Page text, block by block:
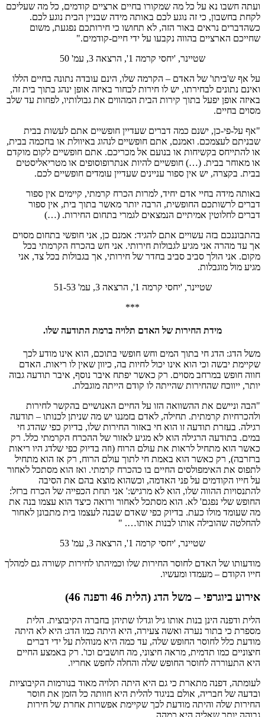
ועתה חשבו נא על כל מה שמקורו בחיים ארציים קודמים, כל מה שעליכם
לקחת בחשבון, כי זה נוגע לכם באותה מידה שבניין הבית נוגע לכם.
כשהדברים נראים באור הזה, לא תחושו כי חירותכם נפגעת, משום
שחייכם הארציים בהווה נקבעו על ידי חיים-קודמים."
שטיינר, 'יחסי קרמה 1', הרצאה 3, עמ' 50
על אף ש'ביתו' של האדם – הקרמה שלו, הינם עובדה נתונה בחיים הללו
ואינם נתונים לבחירתו, יש לו חירות לבחור באיזה אופן ינהג בתוך בית זה,
באיזה אופן יפעל בתוך קירות הבית המהווים את גבולותיו, לפחות עד שלב
מסוים בחיים.
"אף על-פי-כן, ישנם כמה דברים שעדיין חופשיים אתם לעשות בבית
שבניתם לעצמכם. ואמנם, אתם חופשיים לנהוג באיוולת או בחכמה בבית,
או להתייחס בקשיחות או בנועם אל מכריכם. אתם חופשיים לקום מוקדם
או מאוחר בבית. (…) חופשיים להיות אנתרופוסופים או מטריאליסטים
בבית. בקצרה, יש אין ספור עניינים שעדיין עומדים חופשיים לכם.
באותה מידה בחיי אדם יחיד, למרות הכרח קרמתי, קיימים אין ספור
דברים לרשותכם החופשית, הרבה יותר מאשר בתוך בית, אין ספור
דברים לחלוטין אמיתיים הנמצאים לגמרי בתחום החירות. (…)
בהתבוננכם בזה עשויים אתם להגיד: אמנם כן, אני חופשי בתחום מסוים
אך עד מהרה אני מגיע לגבולות חירותי. אני חש בהכרח הקרמתי בכל
מקום. אני הולך סביב סביב בחדר של חירותי, אך בגבולות בכל צד, אני
מגיע מול מוגבלות.
שטיינר, 'יחסי קרמה 1', הרצאה 3, עמ' 51-53
***
מידת החירות של האדם תלויה ברמת התודעה שלו.
משל הדג: הדג חי בתוך המים וחש חופשי בתוכם, הוא אינו מודע לכך
שקיימת יבשה וכי הוא אינו יכול לחיות בה, כיוון שאין לו ריאות. האדם
חווה חופש במרחב מסוים. רק כאשר יפתח איבר נוסף, איבר תודעה גבוה
יותר, ייווכח שהחירות שהייתה לו קודם הייתה מוגבלת.
"הבה וניישם את ההשוואה הזו על החיים האנושיים בהקשר לחירות
ולהכרחיות קרמתית. תחילה, לאדם בזמננו יש מה שניתן לכנותו – תודעה
רגילה. בעזרת תודעה זו הוא חי באזור החירות שלו, בדיוק כפי שהדג חי
במים. בתודעה הרגילה הוא לא מגיע לאזור של ההכרח הקרמתי כלל. רק
כאשר הוא מתחיל לראות את עולם הרוח (וזה בדיוק כפי שלדג היו ריאות
ברזרבה), רק כאשר הוא באמת חי לתוך עולם הרוח, רק אז הוא מתחיל
לתפוס את האימפולסים החיים בו כהכרח קרמתי. ואז הוא מסתכל לאחור
על חייו הקודמים על פני האדמה, וכשהוא מוצא בהם את הסיבה
להתנסויות ההווה שלו, הוא לא מרגיש:' אני תחת הכפייה של הכרח ברזל:
החופש שלי נפגם' לא. הוא מסתכל לאחור ורואה כיצד הוא עצמו בנה את
מה שעומד מולו כעת. בדיוק כפי שאדם שבנה לעצמו בית מתבונן לאחור
להחלטה שהובילה אותו לבנות אותו…. "
שטיינר, 'יחסי קרמה 1', הרצאה 3, עמ' 53
מודעותו של האדם לחוסר החירות שלו וכמיהתו לחירות קשורה גם למהלך
חייו הקודם – מעמדו ומעשיו.
אירוע ביוגרפי – משל הדג (הלית 46 ודפנה 46)
הלית ודפנה הינן בנות אותו גיל וגדלו שתיהן בחברה הקיבוצית. הלית
מספרת כי בתור נערה ואשה צעירה, היא היתה כמו הדג: היא לא היתה
מודעת כלל לחוסר החופש שלה, עד כמה היא מנוהלת על ידי דברים
חיצוניים כמו תדמית, מראה חיצוני, מה חושבים וכו'. רק באמצע החיים
היא התעוררה לחוסר החופש שלה והחלה לחפש אחריו.
לעומתה, דפנה מתארת כי גם היא היתה תלויה מאוד בנורמות הקיבוציות
ובדעה של חבריה, אולם בניגוד להלית היא חוותה כל הזמן את חוסר
החירות שלה והיתה מודעת לכך שקיימת אפשרות אחרת של חירות
גבוהה יותר שאליה היא כמהה.